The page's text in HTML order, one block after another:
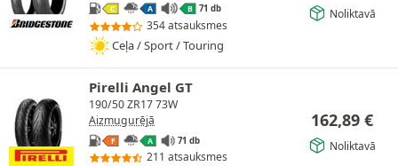
C A B 71 db
354 atsauksmes
Ceļa / Sport / Touring
Noliktavā
Pirelli Angel GT
190/50 ZR17 73W
Aizmugurējā
F A 71 db
211 atsauksmes
162,89 €
Noliktavā